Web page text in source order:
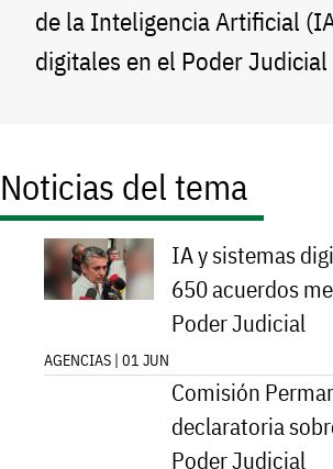
de la Inteligencia Artificial
digitales en el Poder
Noticias del tema
IA y sistemas
650 acuerdos
Poder Judicial
AGENCIAS | 01 JUN